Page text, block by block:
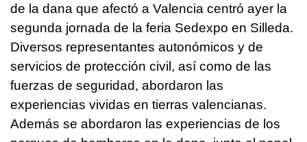
de la dana que afectó a Valencia centró ayer la
segunda jornada de la feria Sedexpo en Silleda.
Diversos representantes autonómicos y de
servicios de protección civil, así como de las
fuerzas de seguridad, abordaron las
experiencias vividas en tierras valencianas.
Además se abordaron las experiencias de los